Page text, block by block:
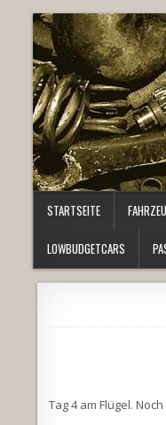
STARTSEITE
LOWBUDGETCARS
Tag 4 am Flügel.